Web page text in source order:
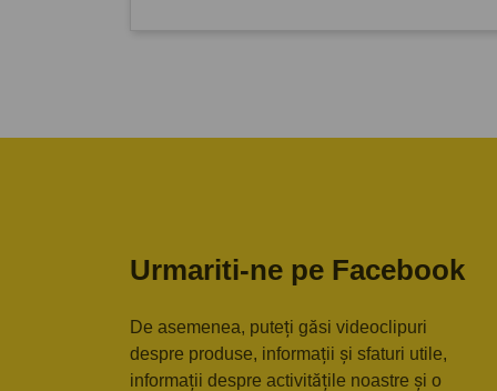
Urmariti-ne pe Facebook
De asemenea, puteți găsi videoclipuri
despre produse, informații și sfaturi utile,
informații despre activitățile noastre și o